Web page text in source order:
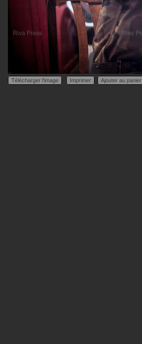
Télécharger l'image Imprimer Ajouter au panier